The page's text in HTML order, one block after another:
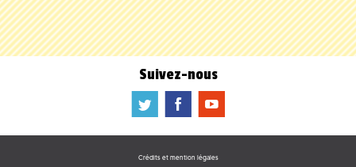
Suivez-nous
a b f
Crédits et mention légales